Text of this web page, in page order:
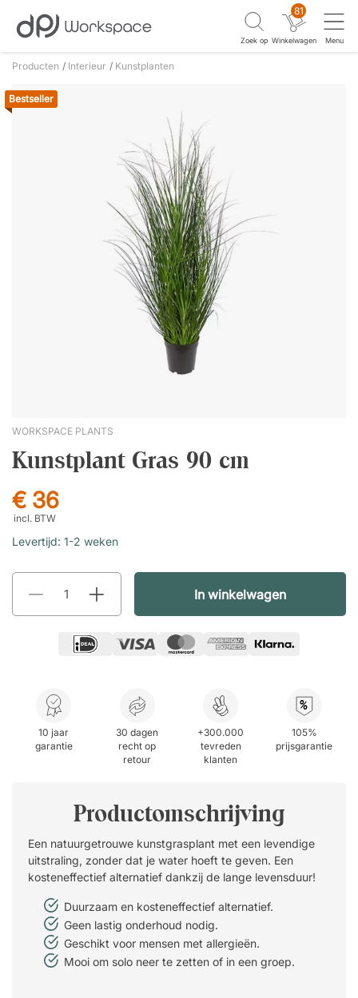
Zoek op
81
Winkelwagen Menu
Producten Interieur Kunstplanten
Bestseller
WORKSPACE PLANTS
Kunstplant Gras 90 cm
€ 36
incl. BTW
Levertijd: 1-2 weken
In winkelwagen
10 jaar
garantie
30 dagen
recht op
retour
+300.000
tevreden
klanten
%
105%
prijsgarantie
Productomschrijving
Een natuurgetrouwe kunstgrasplant met een levendige
uitstraling, zonder dat je water hoeft te geven. Een
kosteneffectief alternatief dankzij de lange levensduur!
Duurzaam en kosteneffectief alternatief.
Geen lastig onderhoud nodig.
Geschikt voor mensen met allergieën.
Mooi om solo neer te zetten of in een groep.